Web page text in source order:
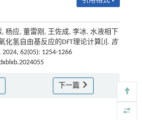
杨应, 董雷刚, 王佐成, 李冰. 水液相下
化氢自由基反应的DFT理论计算[J]. 吉
2024, 62(05): 1254-1266
下一篇